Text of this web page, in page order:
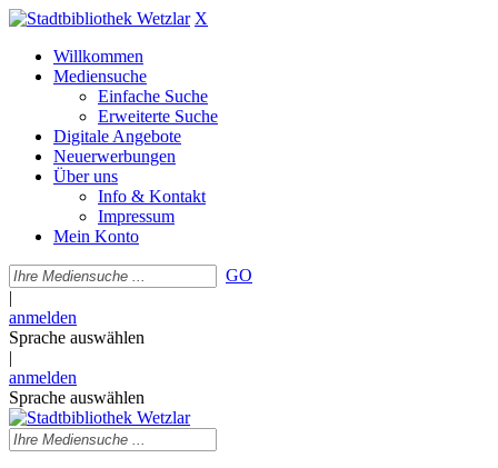
X
Willkommen
Mediensuche
Einfache Suche
Erweiterte Suche
Digitale Angebote
Neuerwerbungen
Über uns
Info & Kontakt
Impressum
Mein Konto
GO
|
anmelden
Sprache auswählen
|
anmelden
Sprache auswählen